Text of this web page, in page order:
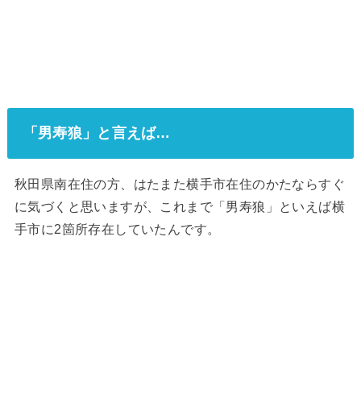
「男寿狼」と言えば…
秋田県南在住の方、はたまた横手市在住のかたならすぐ
に気づくと思いますが、これまで「男寿狼」といえば横
手市に2箇所存在していたんです。